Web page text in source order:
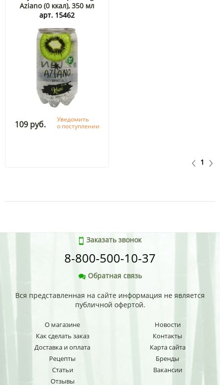
Aziano (0 ккал), 350 мл
арт. 15462
109 руб.
Уведомить
о поступлении
1
Заказать звонок
8-800-500-10-37
Обратная связь
Вся представленная на сайте информация не является
публичной офертой.
О магазине
Как сделать заказ
Доставка и оплата
Рецепты
Статьи
Отзывы
Новости
Контакты
Карта сайта
Бренды
Вакансии